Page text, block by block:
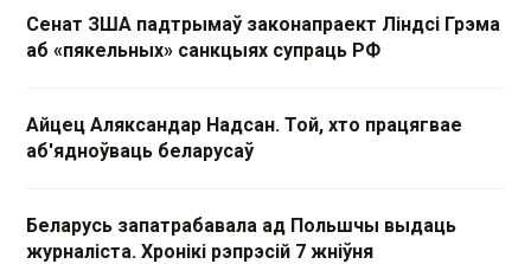
Сенат ЗША падтрымаў законапраект Ліндсі Грэма
аб «пякельных» санкцыях супраць РФ
Айцец Аляксандар Надсан. Той, хто працягвае
аб'ядноўваць беларусаў
Беларусь запатрабавала ад Польшчы выдаць
журналіста. Хронікі рэпрэсій 7 жніўня